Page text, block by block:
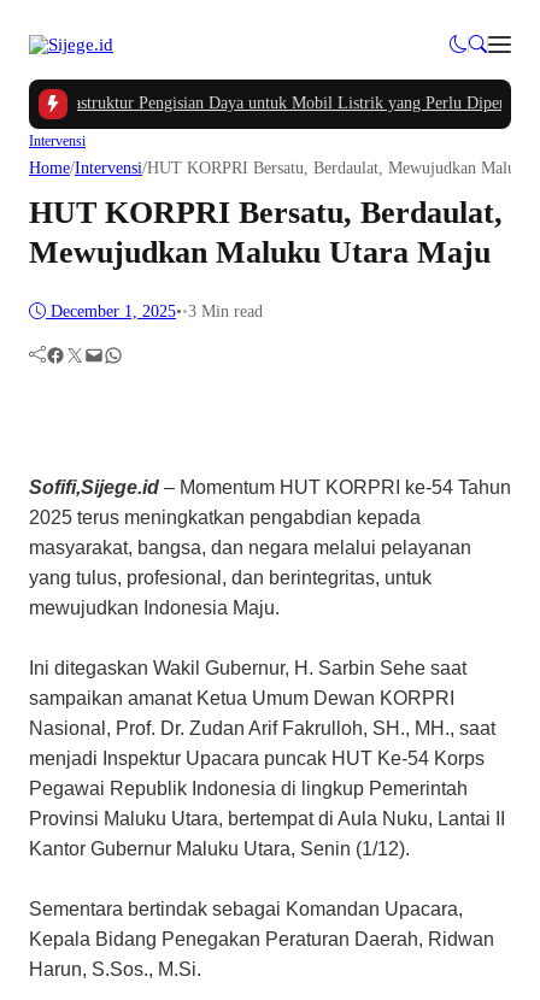
Infrastruktur Pengisian Daya untuk Mobil Listrik yang Perlu Diperhatikan
Intervensi
Home/Intervensi/HUT KORPRI Bersatu, Berdaulat, Mewujudkan Maluku
HUT KORPRI Bersatu, Berdaulat,
Mewujudkan Maluku Utara Maju
December 1, 2025••3 Min read
Facebook Twitter Mail WhatsApp
Sofifi,Sijege.id – Momentum HUT KORPRI ke-54 Tahun
2025 terus meningkatkan pengabdian kepada
masyarakat, bangsa, dan negara melalui pelayanan
yang tulus, profesional, dan berintegritas, untuk
mewujudkan Indonesia Maju.
Ini ditegaskan Wakil Gubernur, H. Sarbin Sehe saat
sampaikan amanat Ketua Umum Dewan KORPRI
Nasional, Prof. Dr. Zudan Arif Fakrulloh, SH., MH., saat
menjadi Inspektur Upacara puncak HUT Ke-54 Korps
Pegawai Republik Indonesia di lingkup Pemerintah
Provinsi Maluku Utara, bertempat di Aula Nuku, Lantai II
Kantor Gubernur Maluku Utara, Senin (1/12).
Sementara bertindak sebagai Komandan Upacara,
Kepala Bidang Penegakan Peraturan Daerah, Ridwan
Harun, S.Sos., M.Si.